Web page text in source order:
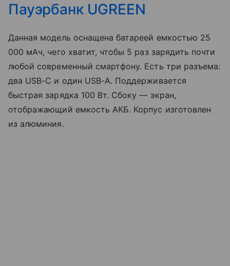
ПауэрбанкUGREEN
Данная модель оснащена батареей емкостью 25
000 мАч, чего хватит, чтобы 5 раз зарядить почти
любой современный смартфону. Есть три разъема:
два USB-C и один USB-A. Поддерживается
быстрая зарядка 100 Вт. Сбоку — экран,
отображающий емкость АКБ. Корпус изготовлен
из алюминия.